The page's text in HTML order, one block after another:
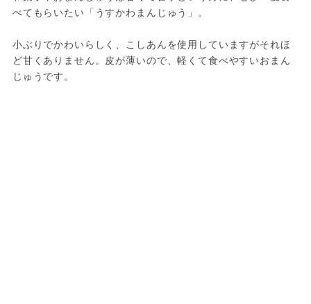
べてもらいたい「うすかわまんじゅう」。
小ぶりでかわいらしく、こしあんを使用していますがそれほ
ど甘くありません。皮が薄いので、軽くて食べやすいおまん
じゅうです。